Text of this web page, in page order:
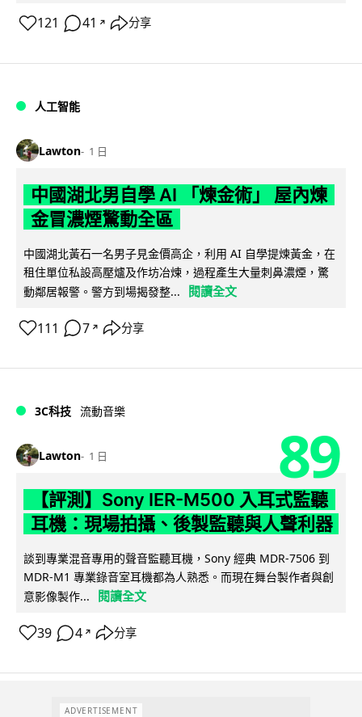
121 41 ↗ 分享
人工智能
Lawton 1 日
中國湖北男自學 AI 「煉金術」 屋內煉
金冒濃煙驚動全區
中國湖北黃石一名男子見金價高企，利用 AI 自學提煉黃金，在
租住單位私設高壓爐及作坊冶煉，過程產生大量刺鼻濃煙，驚
動鄰居報警。警方到場揭發整...
閱讀全文
111 7 ↗ 分享
3C科技 流動音樂
Lawton 1 日 89
【評測】Sony IER-M500 入耳式監聽
耳機：現場拍攝、後製監聽與人聲利器
談到專業混音專用的聲音監聽耳機，Sony 經典 MDR-7506 到
MDR-M1 專業錄音室耳機都為人熟悉。而現在舞台製作者與創
意影像製作...
閱讀全文
39 4 ↗ 分享
ADVERTISEMENT